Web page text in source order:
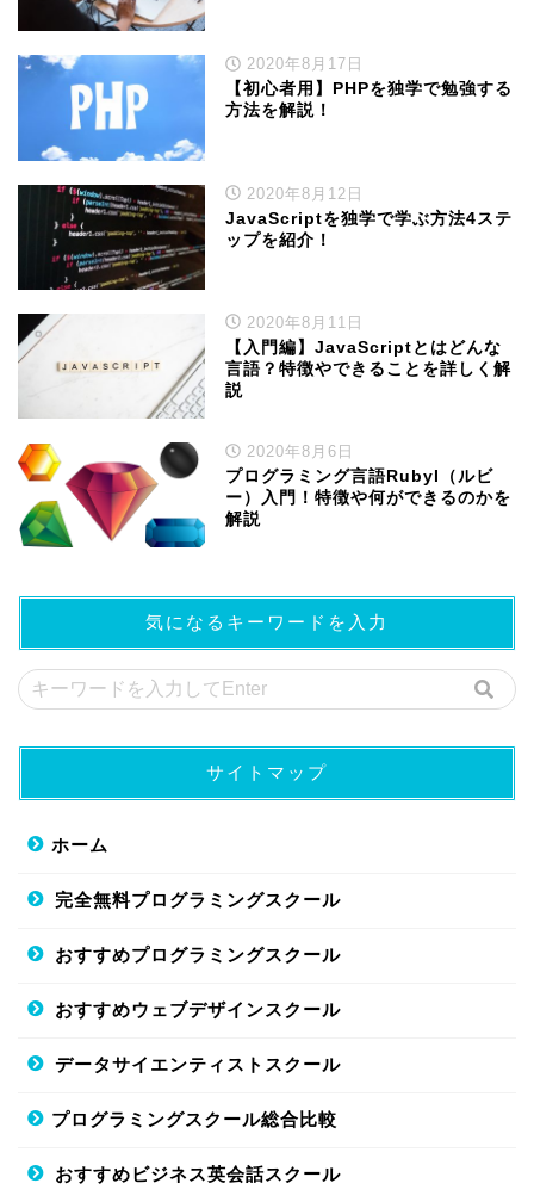
2020年8月17日
【初心者用】PHPを独学で勉強する
方法を解説！
2020年8月12日
JavaScriptを独学で学ぶ方法4ステ
ップを紹介！
2020年8月11日
【入門編】JavaScriptとはどんな
言語？特徴やできることを詳しく解
説
2020年8月6日
プログラミング言語RubyI（ルビ
ー）入門！特徴や何ができるのかを
解説
気になるキーワードを入力
サイトマップ
ホーム
完全無料プログラミングスクール
おすすめプログラミングスクール
おすすめウェブデザインスクール
データサイエンティストスクール
プログラミングスクール総合比較
おすすめビジネス英会話スクール